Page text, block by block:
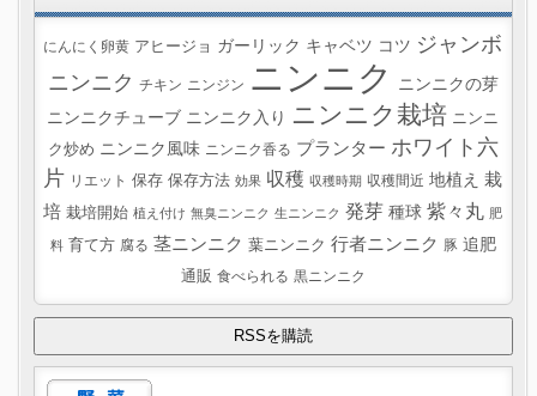
にんにく卵黄 アヒージョ ガーリック キャベツ コツ ジャンボ
ニンニク チキン ニンジン ニンニク
ニンニクの芽
ニンニクチューブ ニンニク入り ニンニク栽培 ニンニ
ク炒め ニンニク風味 ニンニク香る プランター ホワイト六
片 リエット 保存 保存方法 効果 収穫 収穫時期 収穫間近 地植え 栽
培 栽培開始 植え付け 無臭ニンニク 生ニンニク 発芽 種球 紫々丸 肥
料 育て方 腐る 茎ニンニク 葉ニンニク 行者ニンニク 豚 追肥
通販 食べられる 黒ニンニク